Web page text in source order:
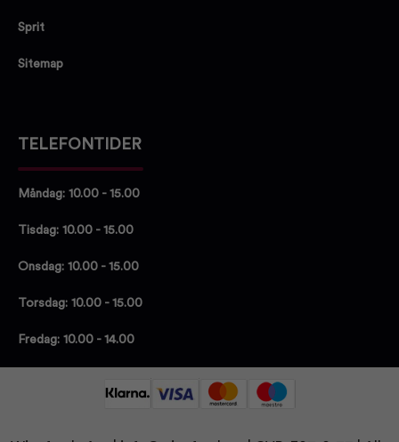
Sprit
Sitemap
TELEFONTIDER
Måndag: 10.00 - 15.00
Tisdag: 10.00 - 15.00
Onsdag: 10.00 - 15.00
Torsdag: 10.00 - 15.00
Fredag: 10.00 - 14.00